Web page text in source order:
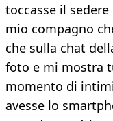
toccasse il
mio compagno
che sulla chat
foto e mi mostra
momento di
avesse lo